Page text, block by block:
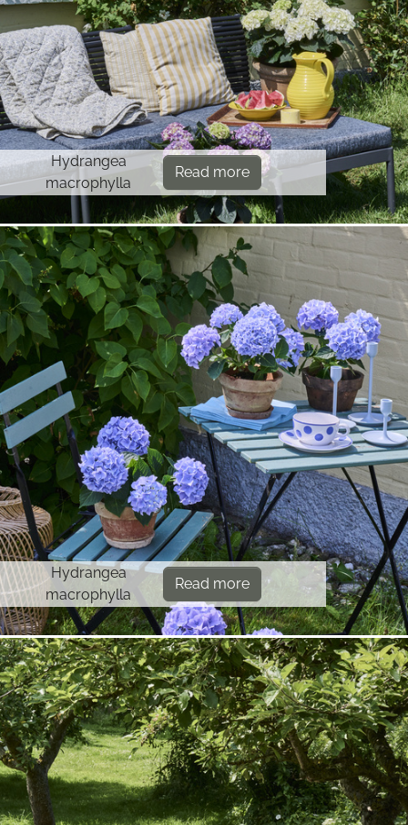
Hydrangea
macrophylla
Read more
Hydrangea
macrophylla
Read more